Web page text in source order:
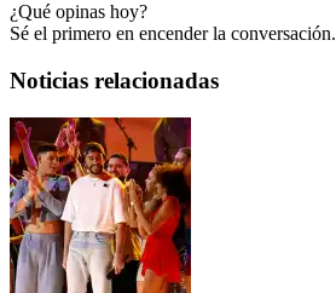
¿Qué opinas hoy?
Sé el primero en encender la conversación.
Noticias relacionadas